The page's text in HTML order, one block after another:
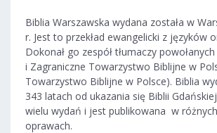
Biblia Warszawska wydana została w
r. Jest to przekład ewangelicki z języków
Dokonał go zespół tłumaczy
i Zagraniczne Towarzystwo Biblijne w
Towarzystwo Biblijne w Polsce). Biblia
343 latach od ukazania się Biblii
wielu wydań i jest publikowana w
oprawach.